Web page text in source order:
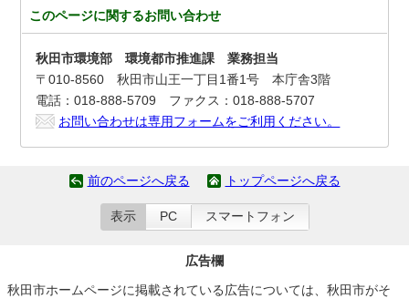
このページに関するお問い合わせ
秋田市環境部 環境都市推進課 業務担当
〒010-8560 秋田市山王一丁目1番1号 本庁舎3階
電話：018-888-5709 ファクス：018-888-5707
お問い合わせは専用フォームをご利用ください。
前のページへ戻る トップページへ戻る
表示 PC スマートフォン
広告欄
秋田市ホームページに掲載されている広告については、秋田市がそ